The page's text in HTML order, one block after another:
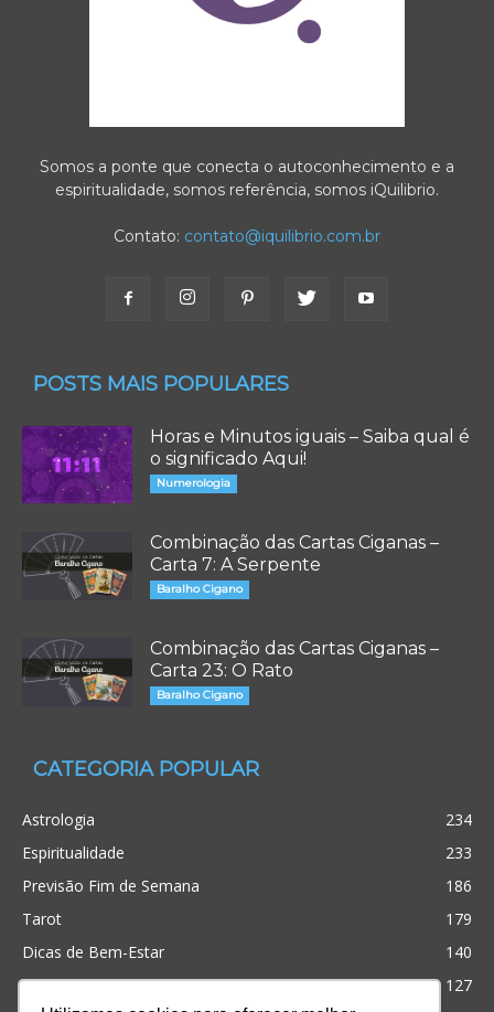
Somos a ponte que conecta o autoconhecimento e a
espiritualidade, somos referência, somos iQuilibrio.
Contato: contato@iquilibrio.com.br
POSTS MAIS POPULARES
Horas e Minutos iguais – Saiba qual é
o significado Aqui!
Numerologia
Combinação das Cartas Ciganas –
Carta 7: A Serpente
Baralho Cigano
Combinação das Cartas Ciganas –
Carta 23: O Rato
Baralho Cigano
CATEGORIA POPULAR
Astrologia
234
Espiritualidade
233
Previsão Fim de Semana
186
Tarot
179
Dicas de Bem-Estar
140
Cristianismo
127